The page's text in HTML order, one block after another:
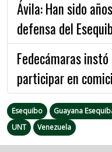
Ávila: Han sido
defensa del
Fedecámaras
participar en
Esequibo Guayana
UNT
Venezuela